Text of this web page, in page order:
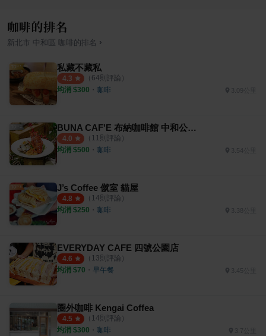
咖啡的排名
新北市 中和區 咖啡 的排名 ›
私藏不藏私
4.3 （ 64則評論）
均消 $300 ・ 咖啡
BUNA CAF'E 布納咖啡館 中和公園館
4.0 （ 11則評論）
均消 $500 ・ 咖啡 3.54公里
J’s Coffee 僦室 貓屋
4.8 （ 14則評論）
均消 $250 ・ 咖啡
EVERYDAY CAFE 四號公園店
4.6 （ 13則評論）
均消 $70 ・ 早午餐 3.45公里
圈外咖啡 Kengai Coffea
4.5 （ 14則評論）
均消 $300 ・ 咖啡